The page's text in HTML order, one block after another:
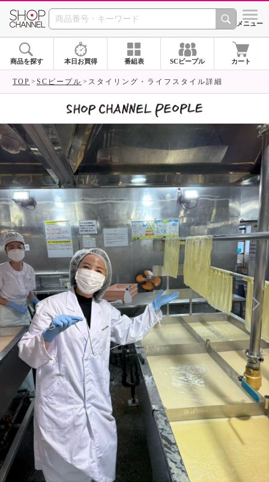
SHOP CHANNEL シメニュー
商品を探す 本日お買得 番組表 SCピープル カート
TOP SCピープル スタイリング・ライフスタイル詳細